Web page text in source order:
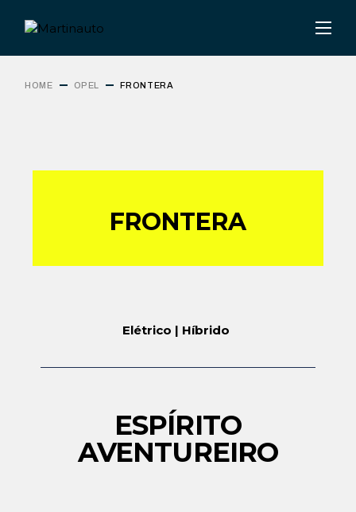
HOME OPEL FRONTERA
FRONTERA
Elétrico | Híbrido
ESPÍRITO
AVENTUREIRO